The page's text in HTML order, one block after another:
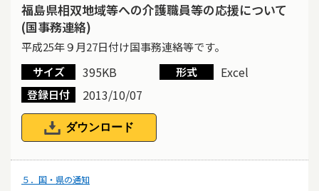
福島県相双地域等への介護職員等の応援について
(国事務連絡)
平成25年９月27日付け国事務連絡等です。
サイズ
395KB 形式 Excel
登録日付 2013/10/07
ダウンロード
５．国・県の通知